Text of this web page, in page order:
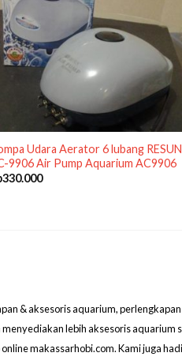
Udara Aerator 6 lubang RESUN
9906 Air Pump Aquarium AC9906
330.000
& aksesoris aquarium,
lebih aksesoris
makassarhobi.com. Kami juga